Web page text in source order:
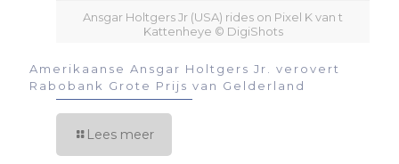
Ansgar Holtgers Jr (USA) rides on Pixel K van t
Kattenheye © DigiShots
Amerikaanse Ansgar Holtgers Jr. verovert
Rabobank Grote Prijs van Gelderland
Lees meer